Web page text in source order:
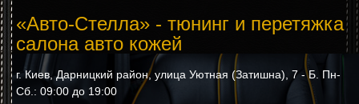
«Авто-Стелла» - тюнинг и перетяжка
салона авто кожей
г. Киев, Дарницкий район, улица Уютная (Затишна), 7 - Б. Пн-
Сб.: 09:00 до 19:00